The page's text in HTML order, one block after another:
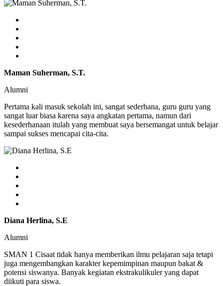
Maman Suherman, S.T.
Alumni
Pertama kali masuk sekolah ini, sangat sederhana, guru guru yang
sangat luar biasa karena saya angkatan pertama, namun dari
kesederhanaan itulah yang membuat saya bersemangat untuk belajar
sampai sukses mencapai cita-cita.
Diana Herlina, S.E
Alumni
SMAN 1 Cisaat tidak hanya memberikan ilmu pelajaran saja tetapi
juga mengembangkan karakter kepemimpinan maupun bakat &
potensi siswanya. Banyak kegiatan ekstrakulikuler yang dapat
diikuti para siswa.